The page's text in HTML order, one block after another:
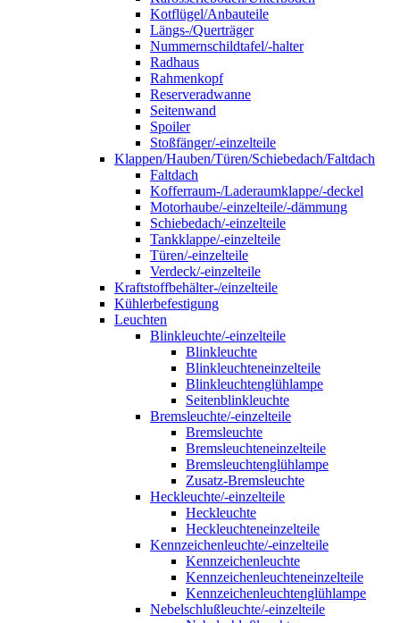
Kotflügel/Anbauteile
Längs-/Querträger
Nummernschildtafel/-halter
Radhaus
Rahmenkopf
Reserveradwanne
Seitenwand
Spoiler
Stoßfänger/-einzelteile
Klappen/Hauben/Türen/Schiebedach/Faltdach
Faltdach
Kofferraum-/Laderaumklappe/-deckel
Motorhaube/-einzelteile/-dämmung
Schiebedach/-einzelteile
Tankklappe/-einzelteile
Türen/-einzelteile
Verdeck/-einzelteile
Kraftstoffbehälter-/einzelteile
Kühlerbefestigung
Leuchten
Blinkleuchte/-einzelteile
Blinkleuchte
Blinkleuchteneinzelteile
Blinkleuchtenglühlampe
Seitenblinkleuchte
Bremsleuchte/-einzelteile
Bremsleuchte
Bremsleuchteneinzelteile
Bremsleuchtenglühlampe
Zusatz-Bremsleuchte
Heckleuchte/-einzelteile
Heckleuchte
Heckleuchteneinzelteile
Kennzeichenleuchte/-einzelteile
Kennzeichenleuchte
Kennzeichenleuchteneinzelteile
Kennzeichenleuchtenglühlampe
Nebelschlußleuchte/-einzelteile